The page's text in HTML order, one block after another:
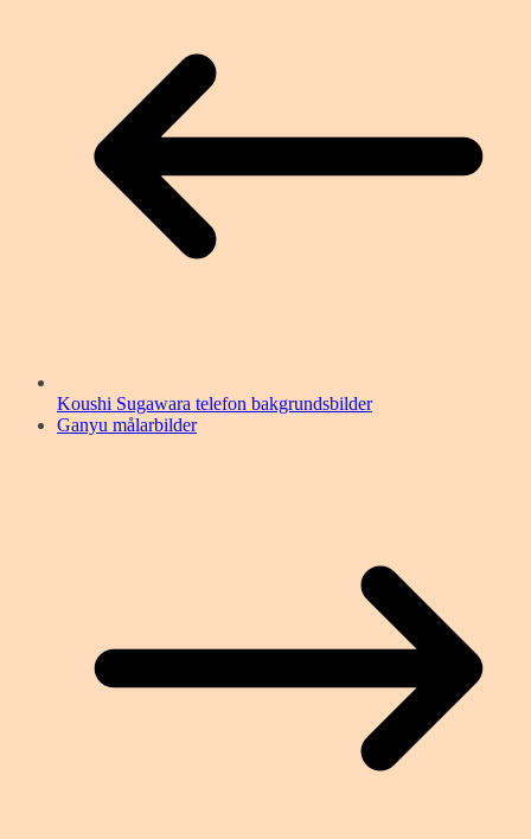
Koushi Sugawara telefon bakgrundsbilder
Ganyu målarbilder